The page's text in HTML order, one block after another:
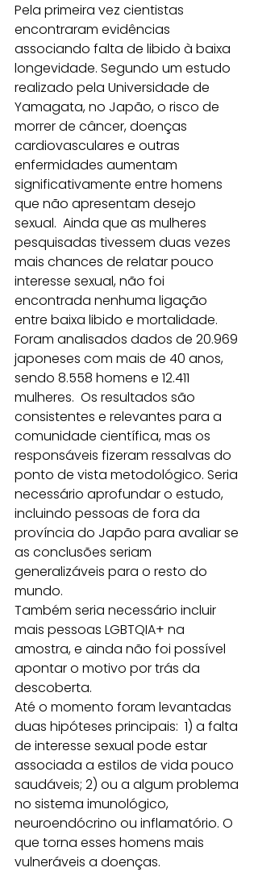
Pela primeira vez cientistas
encontraram evidências
associando falta de libido à baixa
longevidade. Segundo um estudo
realizado pela Universidade de
Yamagata, no Japão, o risco de
morrer de câncer, doenças
cardiovasculares e outras
enfermidades aumentam
significativamente entre homens
que não apresentam desejo
sexual.  Ainda que as mulheres
pesquisadas tivessem duas vezes
mais chances de relatar pouco
interesse sexual, não foi
encontrada nenhuma ligação
entre baixa libido e mortalidade.
Foram analisados dados de 20.969
japoneses com mais de 40 anos,
sendo 8.558 homens e 12.411
mulheres.  Os resultados são
consistentes e relevantes para a
comunidade científica, mas os
responsáveis fizeram ressalvas do
ponto de vista metodológico. Seria
necessário aprofundar o estudo,
incluindo pessoas de fora da
província do Japão para avaliar se
as conclusões seriam
generalizáveis para o resto do
mundo.
Também seria necessário incluir
mais pessoas LGBTQIA+ na
amostra, e ainda não foi possível
apontar o motivo por trás da
descoberta.
Até o momento foram levantadas
duas hipóteses principais:  1) a falta
de interesse sexual pode estar
associada a estilos de vida pouco
saudáveis; 2) ou a algum problema
no sistema imunológico,
neuroendócrino ou inflamatório. O
que torna esses homens mais
vulneráveis a doenças.